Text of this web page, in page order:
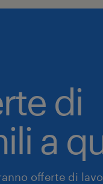
di
a
offerte di